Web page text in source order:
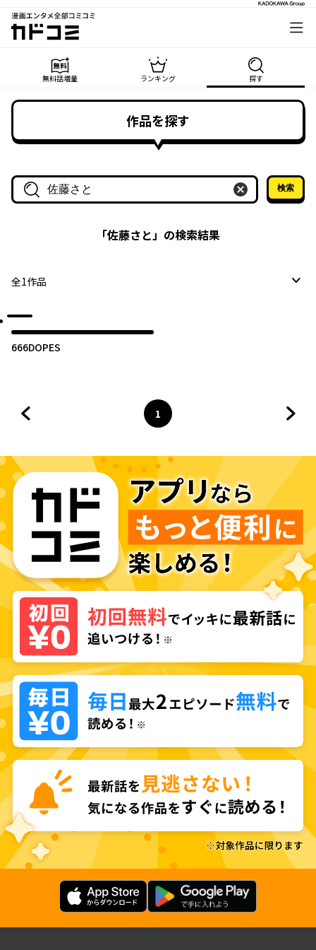
漫画エンタメ全部コミコミ
カドコミ
無料話増量 ランキング 探す
作品を探す
作品名・作家名で探す
検索
「佐藤さと」の検索結果
全1作品
666DOPES
ページ
1
へ